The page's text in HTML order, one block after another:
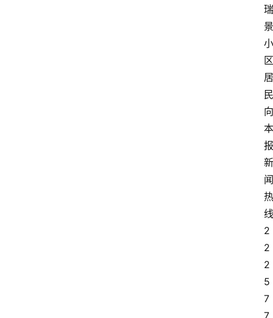
瑞
景
小
区
居
民
向
本
报
新
闻
热
线
2
2
2
5
7
7